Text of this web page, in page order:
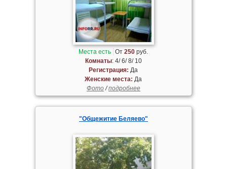
Места есть От250 руб.
Комнаты: 4/ 6/ 8/ 10
Регистрация: Да
Женские места: Да
Фото/подробнее
"Общежитие Беляево"